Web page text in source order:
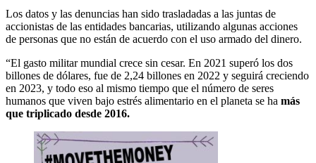
Los datos y las denuncias han sido trasladadas a las juntas de
accionistas de las entidades bancarias, utilizando algunas acciones
de personas que no están de acuerdo con el uso armado del dinero.
“El gasto militar mundial crece sin cesar. En 2021 superó los dos
billones de dólares, fue de 2,24 billones en 2022 y seguirá creciendo
en 2023, y todo eso al mismo tiempo que el número de seres
humanos que viven bajo estrés alimentario en el planeta se ha más
que triplicado desde 2016.